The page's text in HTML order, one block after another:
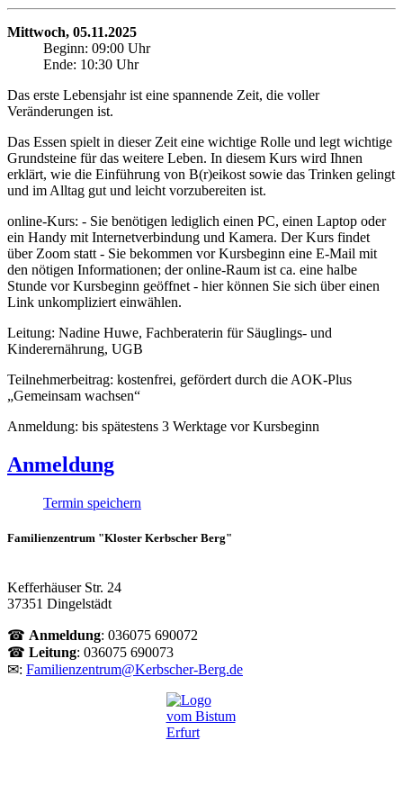
Mittwoch, 05.11.2025
Beginn: 09:00 Uhr
Ende: 10:30 Uhr
Das erste Lebensjahr ist eine spannende Zeit, die voller
Veränderungen ist.
Das Essen spielt in dieser Zeit eine wichtige Rolle und legt wichtige
Grundsteine für das weitere Leben. In diesem Kurs wird Ihnen
erklärt, wie die Einführung von B(r)eikost sowie das Trinken gelingt
und im Alltag gut und leicht vorzubereiten ist.
online-Kurs: - Sie benötigen lediglich einen PC, einen Laptop oder
ein Handy mit Internetverbindung und Kamera. Der Kurs findet
über Zoom statt - Sie bekommen vor Kursbeginn eine E-Mail mit
den nötigen Informationen; der online-Raum ist ca. eine halbe
Stunde vor Kursbeginn geöffnet - hier können Sie sich über einen
Link unkompliziert einwählen.
Leitung: Nadine Huwe, Fachberaterin für Säuglings- und
Kinderernährung, UGB
Teilnehmerbeitrag: kostenfrei, gefördert durch die AOK-Plus
„Gemeinsam wachsen“
Anmeldung: bis spätestens 3 Werktage vor Kursbeginn
Anmeldung
Termin speichern
Familienzentrum "Kloster Kerbscher Berg"
Kefferhäuser Str. 24
37351 Dingelstädt
☎ Anmeldung: 036075 690072
☎ Leitung: 036075 690073
✉: Familienzentrum@Kerbscher-Berg.de